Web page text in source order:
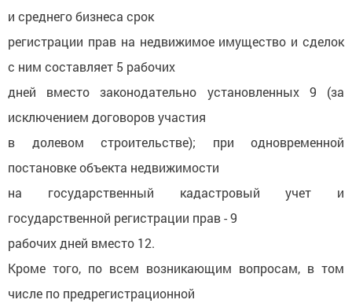
и среднего бизнеса срок
регистрации прав на недвижимое имущество и сделок
с ним составляет 5 рабочих
дней вместо законодательно установленных 9 (за
исключением договоров участия
в долевом строительстве); при одновременной
постановке объекта недвижимости
на государственный кадастровый учет и
государственной регистрации прав - 9
рабочих дней вместо 12.
Кроме того, по всем возникающим вопросам, в том
числе по предрегистрационной